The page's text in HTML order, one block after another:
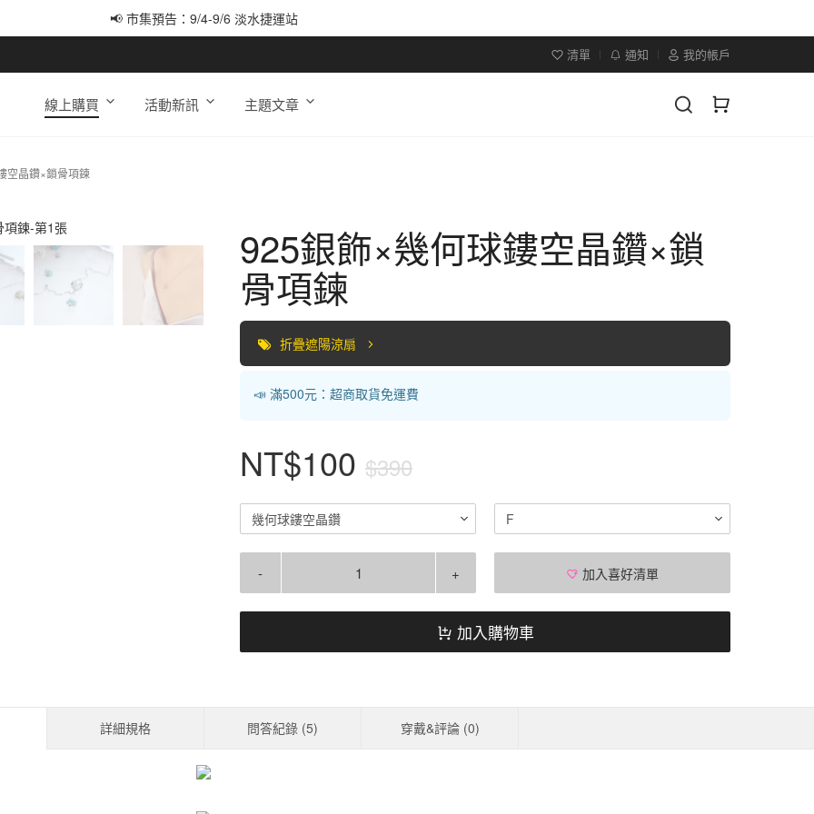
📢 市集預告：9/4-9/6 淡水捷運站
清單 通知 我的帳戶
線上購買 活動新訊 主題文章
空晶鑽×鎖骨項鍊
925銀飾×幾何球鏤空晶鑽×鎖
骨項鍊
折疊遮陽涼扇
📣 滿500元：超商取貨免運費
NT$100 $390
幾何球鏤空晶鑽 F
- + 加入喜好清單
加入購物車
詳細規格 問答紀錄 (5) 穿戴&評論 (0)